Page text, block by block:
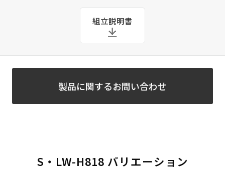
組立説明書
製品に関するお問い合わせ
S・LW-H818 バリエーション